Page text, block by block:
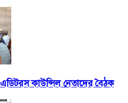
এডিটরস কাউন্সিল নেতাদের বৈঠক